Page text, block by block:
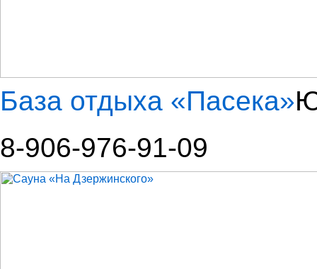
База отдыха «Пасека»
8-906-976-91-09